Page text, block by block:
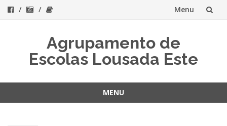
Menu
content
Agrupamento de
Escolas Lousada Este
MENU